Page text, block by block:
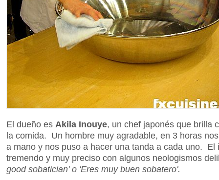
El dueño es Akila Inouye, un chef japonés que brilla
la comida. Un hombre muy agradable, en 3 horas
a mano y nos puso a hacer una tanda a cada uno. El
tremendo y muy preciso con algunos neologismos
good sobatician' o 'Eres muy buen sobatero'.